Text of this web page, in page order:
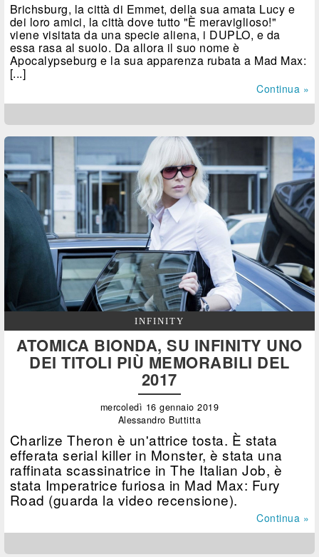
Brichsburg, la città di Emmet, della sua amata Lucy e
dei loro amici, la città dove tutto "È meraviglioso!"
viene visitata da una specie aliena, i DUPLO, e da
essa rasa al suolo. Da allora il suo nome è
Apocalypseburg e la sua apparenza rubata a Mad Max:
[...]
Continua »
INFINITY
ATOMICA BIONDA, SU INFINITY UNO
DEI TITOLI PIÙ MEMORABILI DEL
2017
mercoledì 16 gennaio 2019
Alessandro Buttitta
Charlize Theron è un'attrice tosta. È stata
efferata serial killer in Monster, è stata una
raffinata scassinatrice in The Italian Job, è
stata Imperatrice furiosa in Mad Max: Fury
Road (guarda la video recensione).
Continua »